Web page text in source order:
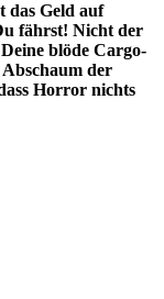
das Geld auf
fährst! Nicht der
blöde Cargo-
Abschaum der
Horror nichts